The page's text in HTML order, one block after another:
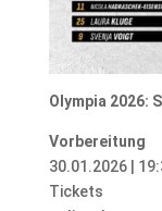
Olympia 2026:
Vorbereitung
30.01.2026 |